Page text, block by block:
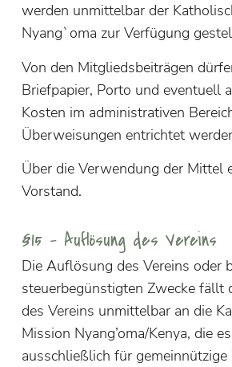
werden unmittelbar der
Nyang`oma zur Verfügung
Von den Mitgliedsbeiträgen
Briefpapier, Porto und eventuell
Kosten im administrativen
Überweisungen entrichtet
Über die Verwendung der Mittel
Vorstand.
§15 – Auflösung des Vereins
Die Auflösung des Vereins oder
steuerbegünstigten Zwecke fällt
des Vereins unmittelbar an die
Mission Nyang’oma/Kenya, die
ausschließlich für gemeinnützige